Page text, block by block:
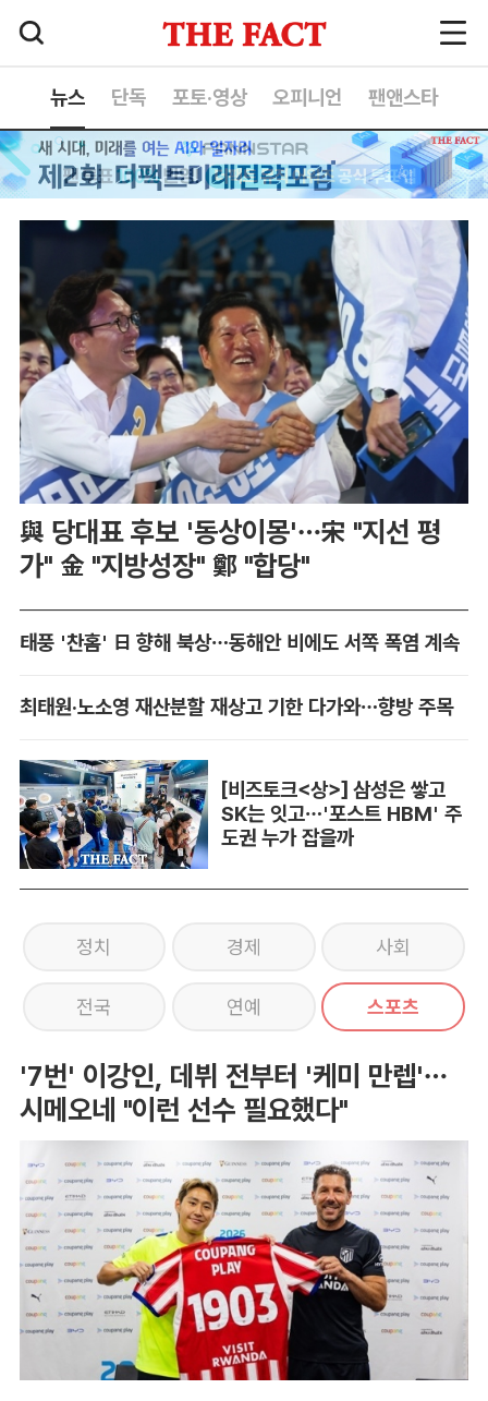
뉴스 단독 포토·영상 오피니언 팬앤스타
與 당대표 후보 '동상이몽'…宋 "지선 평
가" 金 "지방성장" 鄭 "합당"
태풍 '찬홈' 日 향해 북상…동해안 비에도 서쪽 폭염 계속
최태원·노소영 재산분할 재상고 기한 다가와…향방 주목
[비즈토크<상>] 삼성은 쌓고
SK는 잇고…'포스트 HBM' 주
도권 누가 잡을까
정치 경제 사회
전국 연예 스포츠
'7번' 이강인, 데뷔 전부터 '케미 만렙'…
시메오네 "이런 선수 필요했다"